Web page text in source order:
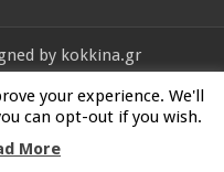
by kokkina.gr
Reserved
your experience. We'll
can opt-out if you wish.
More